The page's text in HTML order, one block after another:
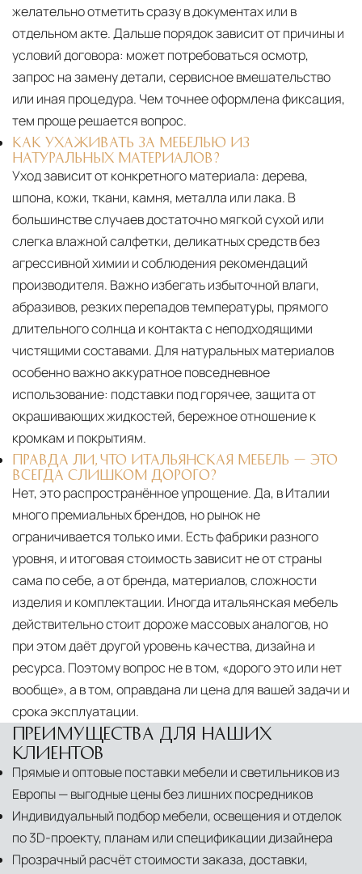
желательно отметить сразу в документах или в
отдельном акте. Дальше порядок зависит от причины и
условий договора: может потребоваться осмотр,
запрос на замену детали, сервисное вмешательство
или иная процедура. Чем точнее оформлена фиксация,
тем проще решается вопрос.
КАК УХАЖИВАТЬ ЗА МЕБЕЛЬЮ ИЗ
НАТУРАЛЬНЫХ МАТЕРИАЛОВ?
Уход зависит от конкретного материала: дерева,
шпона, кожи, ткани, камня, металла или лака. В
большинстве случаев достаточно мягкой сухой или
слегка влажной салфетки, деликатных средств без
агрессивной химии и соблюдения рекомендаций
производителя. Важно избегать избыточной влаги,
абразивов, резких перепадов температуры, прямого
длительного солнца и контакта с неподходящими
чистящими составами. Для натуральных материалов
особенно важно аккуратное повседневное
использование: подставки под горячее, защита от
окрашивающих жидкостей, бережное отношение к
кромкам и покрытиям.
ПРАВДА ЛИ, ЧТО ИТАЛЬЯНСКАЯ МЕБЕЛЬ — ЭТО
ВСЕГДА СЛИШКОМ ДОРОГО?
Нет, это распространённое упрощение. Да, в Италии
много премиальных брендов, но рынок не
ограничивается только ими. Есть фабрики разного
уровня, и итоговая стоимость зависит не от страны
сама по себе, а от бренда, материалов, сложности
изделия и комплектации. Иногда итальянская мебель
действительно стоит дороже массовых аналогов, но
при этом даёт другой уровень качества, дизайна и
ресурса. Поэтому вопрос не в том, «дорого это или нет
вообще», а в том, оправдана ли цена для вашей задачи и
срока эксплуатации.
ПРЕИМУЩЕСТВА ДЛЯ НАШИХ
КЛИЕНТОВ
Прямые и оптовые поставки мебели и светильников из
Европы — выгодные цены без лишних посредников
Индивидуальный подбор мебели, освещения и отделок
по 3D-проекту, планам или спецификации дизайнера
Прозрачный расчёт стоимости заказа, доставки,